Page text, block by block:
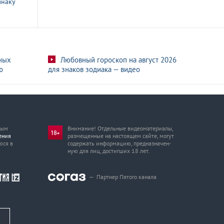
Любовный гороскоп на август 2026
для знаков зодиака — видео
в
Внимание! Отдельные видеоматериалы,
размещенные на настоящем сайте, могут
содержать информацию, предназначен­
ную для лиц, достигших 18 лет.
— Партнер Пятого канала